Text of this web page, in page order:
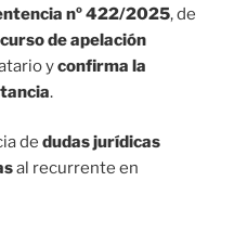
nº 422/2025, de
de apelación
yconfirma la
.
de dudas jurídicas
al recurrente en